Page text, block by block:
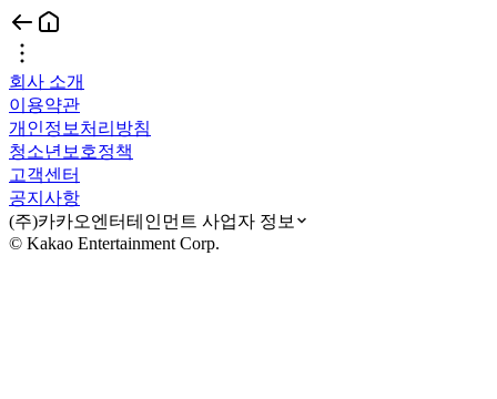
회사 소개
이용약관
개인정보처리방침
청소년보호정책
고객센터
공지사항
(주)카카오엔터테인먼트 사업자 정보
© Kakao Entertainment Corp.